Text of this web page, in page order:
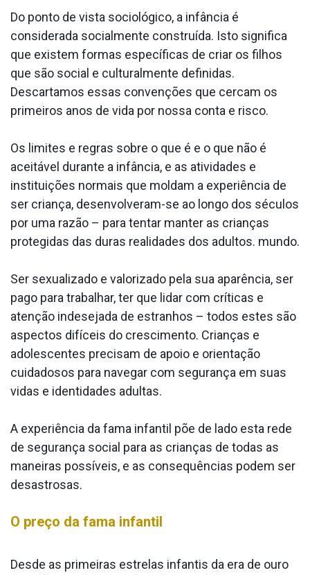
Do ponto de vista sociológico, a infância é
considerada socialmente construída. Isto significa
que existem formas específicas de criar os filhos
que são social e culturalmente definidas.
Descartamos essas convenções que cercam os
primeiros anos de vida por nossa conta e risco.
Os limites e regras sobre o que é e o que não é
aceitável durante a infância, e as atividades e
instituições normais que moldam a experiência de
ser criança, desenvolveram-se ao longo dos séculos
por uma razão – para tentar manter as crianças
protegidas das duras realidades dos adultos. mundo.
Ser sexualizado e valorizado pela sua aparência, ser
pago para trabalhar, ter que lidar com críticas e
atenção indesejada de estranhos – todos estes são
aspectos difíceis do crescimento. Crianças e
adolescentes precisam de apoio e orientação
cuidadosos para navegar com segurança em suas
vidas e identidades adultas.
A experiência da fama infantil põe de lado esta rede
de segurança social para as crianças de todas as
maneiras possíveis, e as consequências podem ser
desastrosas.
O preço da fama infantil
Desde as primeiras estrelas infantis da era de ouro